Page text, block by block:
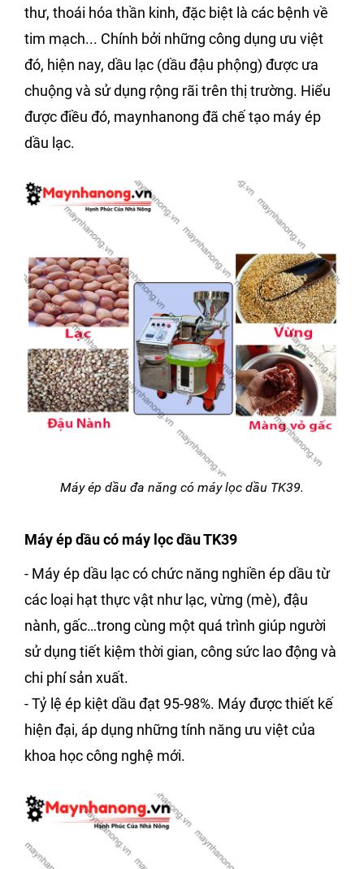
thư, thoái hóa thần kinh, đặc biệt là các bệnh về
tim mạch... Chính bởi những công dụng ưu việt
đó, hiện nay, dầu lạc (dầu đậu phộng) được ưa
chuộng và sử dụng rộng rãi trên thị trường. Hiểu
được điều đó, maynhanong đã chế tạo máy ép
dầu lạc.
Máy ép dầu đa năng có máy lọc dầu TK39.
Máy ép dầu có máy lọc dầu TK39
- Máy ép dầu lạc có chức năng nghiền ép dầu từ
các loại hạt thực vật như lạc, vừng (mè), đậu
nành, gấc…trong cùng một quá trình giúp người
sử dụng tiết kiệm thời gian, công sức lao động và
chi phí sản xuất.
- Tỷ lệ ép kiệt dầu đạt 95-98%. Máy được thiết kế
hiện đại, áp dụng những tính năng ưu việt của
khoa học công nghệ mới.